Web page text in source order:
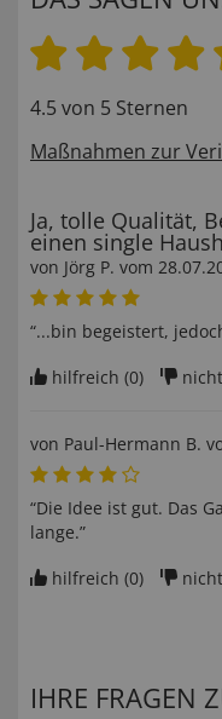
4.5 von 5 Sternen
Maßnahmen zur
Ja, tolle Qualität,
einen single
von Jörg P. vom
“...bin begeistert,
hilfreich (0)
von Paul-Hermann B.
“Die Idee ist gut. Das
lange.”
hilfreich (0)
IHRE FRAGEN